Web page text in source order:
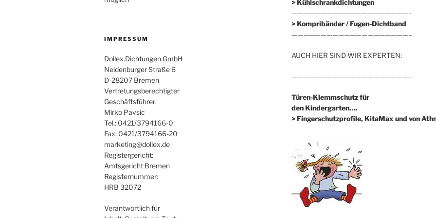
IMPRESSUM
Dollex.Dichtungen GmbH
Neidenburger Straße 6
D-28207 Bremen
Vertretungsberechtigter
Geschäftsführer:
Mirko Pavsic
Tel.: 0421/3794166-0
Fax: 0421/3794166-20
marketing@dollex.de
Registergericht:
Amtsgericht Bremen
Registernummer:
HRB 32072
Verantwortlich für
> Kühlschrankdichtungen
————————————————————–
>Kompribänder / Fugen-Dichtband
————————————————————–
AUCH HIER SIND WIR EXPERTEN:
————————————————————–
Türen-Klemmschutz für
den Kindergarten….
> Fingerschutzprofile, KitaMax und von